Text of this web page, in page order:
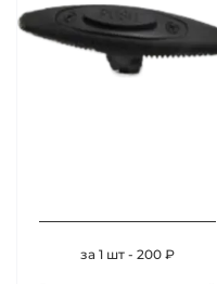
за 1 шт - 200 ₽